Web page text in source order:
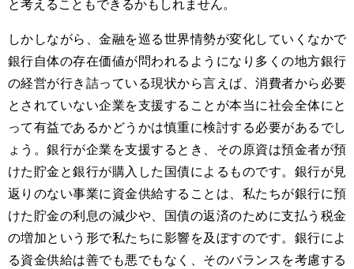
しかしながら、金融を巡る世界情勢が変化していくなかで
銀行自体の存在価値が問われるようになり多くの地方銀行
の経営が行き詰っている現状から言えば、消費者から必要
とされていない企業を支援することが本当に社会全体にと
って有益であるかどうかは慎重に検討する必要があるでし
ょう。銀行が企業を支援するとき、その原資は預金者が預
けた貯金と銀行が購入した国債によるものです。銀行が見
返りのない事業に資金供給することは、私たちが銀行に預
けた貯金の利息の減少や、国債の返済のために支払う税金
の増加という形で私たちに影響を及ぼすのです。銀行によ
る資金供給は善でも悪でもなく、そのバランスを考慮する